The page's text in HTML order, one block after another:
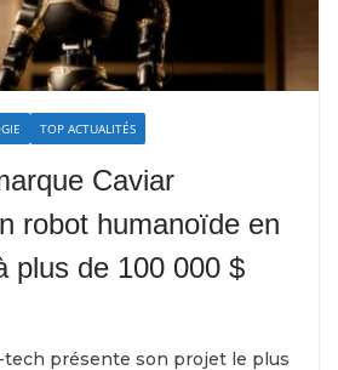
TOP ACTUALITÉS
Caviar
robot humanoïde en
plus de 100 000 $
présente son projet le plus